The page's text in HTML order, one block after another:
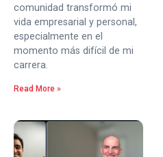
comunidad transformó mi
vida empresarial y personal,
especialmente en el
momento más difícil de mi
carrera.
Read More »